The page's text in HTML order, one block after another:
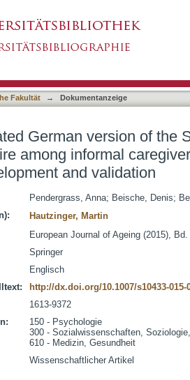
development and
Fakultät → Dokumentanzeige
German version of the
among informal
and validation
Pendergrass, Anna; Beische, Denis;
Hautzinger, Martin
European Journal of Ageing (2015),
Springer
Englisch
http://dx.doi.org/10.1007/s10433-015-
1613-9372
150 - Psychologie
300 - Sozialwissenschaften,
610 - Medizin, Gesundheit
Wissenschaftlicher Artikel